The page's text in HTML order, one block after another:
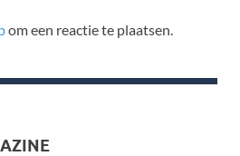
om een reactie te plaatsen.